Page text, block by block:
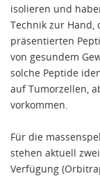
isolieren und
Technik zur Hand,
präsentierten
von gesundem
solche Peptide
auf Tumorzellen,
vorkommen.
Für die
stehen aktuell
Verfügung